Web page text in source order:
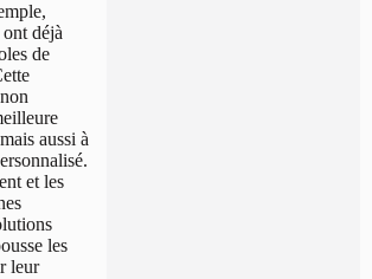
déjà
de
aussi à
et les
les
leur